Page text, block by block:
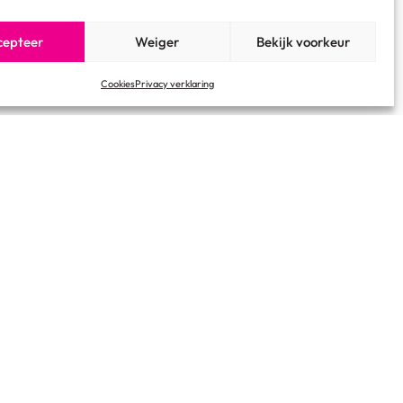
Weiger Bekijk voorkeur
CookiesPrivacy verklaring